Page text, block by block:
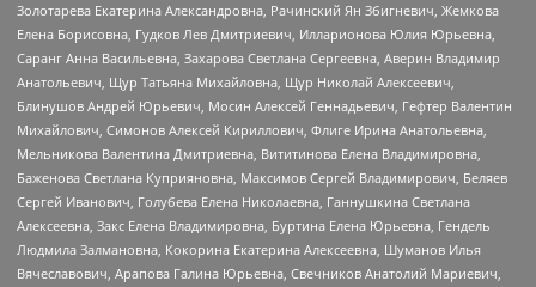
Золотарева Екатерина Александровна, Рачинский Ян Збигневич, Жемкова
Елена Борисовна, Гудков Лев Дмитриевич, Илларионова Юлия Юрьевна,
Саранг Анна Васильевна, Захарова Светлана Сергеевна, Аверин Владимир
Анатольевич, Щур Татьяна Михайловна, Щур Николай Алексеевич,
Блинушов Андрей Юрьевич, Мосин Алексей Геннадьевич, Гефтер Валентин
Михайлович, Симонов Алексей Кириллович, Флиге Ирина Анатольевна,
Мельникова Валентина Дмитриевна, Вититинова Елена Владимировна,
Баженова Светлана Куприяновна, Максимов Сергей Владимирович, Беляев
Сергей Иванович, Голубева Елена Николаевна, Ганнушкина Светлана
Алексеевна, Закс Елена Владимировна, Буртина Елена Юрьевна, Гендель
Людмила Залмановна, Кокорина Екатерина Алексеевна, Шуманов Илья
Вячеславович, Арапова Галина Юрьевна, Свечников Анатолий Мариевич,